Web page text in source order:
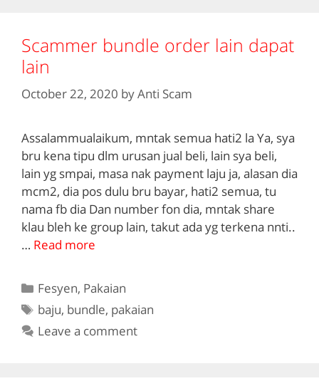
Scammer bundle order lain dapat
lain
October 22, 2020 byAnti Scam
Assalammualaikum, mntak semua hati2 la Ya, sya
bru kena tipu dlm urusan jual beli, lain sya beli,
lain yg smpai, masa nak payment laju ja, alasan dia
mcm2, dia pos dulu bru bayar, hati2 semua, tu
nama fb dia Dan number fon dia, mntak share
klau bleh ke group lain, takut ada yg terkena nnti..
… Read more
Categories
Fesyen, Pakaian
Tags
baju, bundle, pakaian
Leave a comment